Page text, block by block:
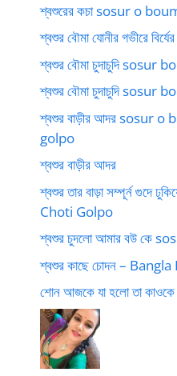
শ্বশুরের কচা sosur o
শ্বশুর বৌমা যোনীর গভীরে
শ্বশুর বৌমা চুদাচুদি
শ্বশুর বৌমা চুদাচুদি
শ্বশুর বাড়ীর আদর sosur
golpo
শ্বশুর বাড়ীর আদর
শ্বশুর তার বাড়া সম্পূর্ন গুদে
Choti Golpo
শ্বশুর চুদলো আমার বউ কে
শ্বশুর কাছে চোদন –
শোন আজকে যা হলো তা কাওকে